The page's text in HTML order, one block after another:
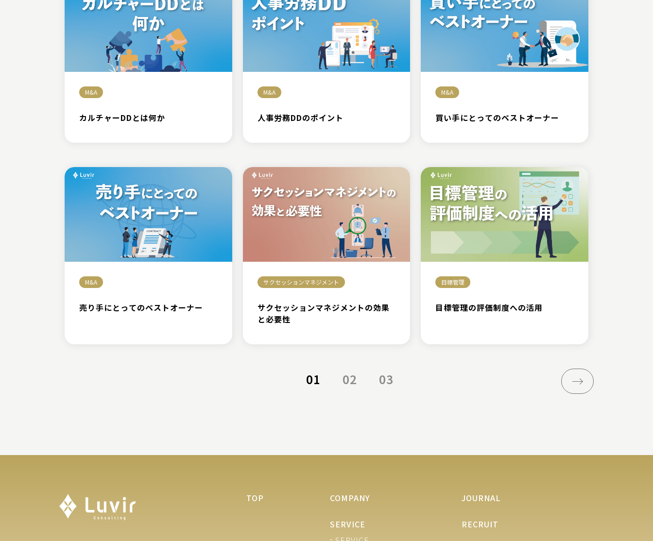
M&A
カルチャーDDとは何か
M&A
人事労務DDのポイント
M&A
買い手にとってのベストオーナー
M&A
売り手にとってのベストオーナー
サクセッションマネジメント
サクセッションマネジメントの効果
と必要性
目標管理
目標管理の評価制度への活用
01 02 03
TOP COMPANY
SERVICE
JOURNAL
RECRUIT